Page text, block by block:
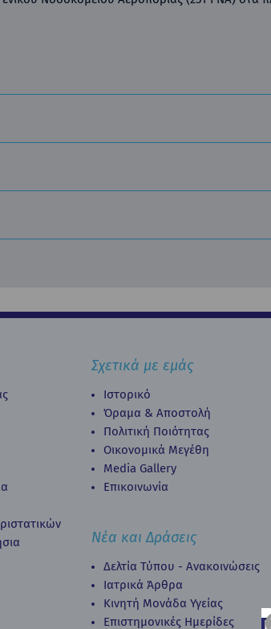
Σχετικά με εμάς
Ιστορικό
Όραμα & Αποστολή
Πολιτική Ποιότητας
Οικονομικά Μεγέθη
Media Gallery
Επικοινωνία
Νέα και Δράσεις
Δελτία Τύπου - Ανακοινώσεις
Ιατρικά Άρθρα
Κινητή Μονάδα Υγείας
Επιστημονικές Ημερίδες